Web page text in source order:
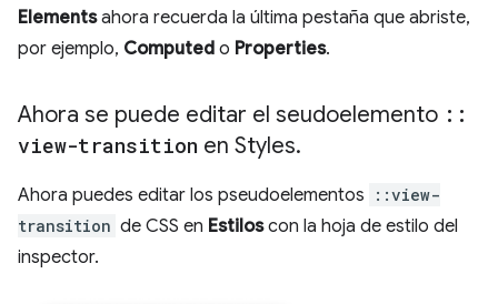
Elementsahora recuerda la última pestaña que abriste,
por ejemplo, Computed o Properties.
Ahora se puede editar el seudoelemento ::
view-transition en Styles.
Ahora puedes editar los pseudoelementos
::view-
transition de CSS en Estiloscon la hoja de estilo del
inspector.